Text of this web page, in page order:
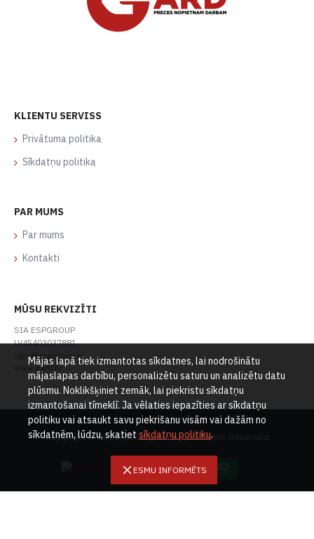
KLIENTU SERVISS
Privātuma politika
Sīkdatņu politika
PAR MUMS
Par mums
Kontakti
MŪSU REKVIZĪTI
SIA ESPGROUP
LV45403037881
ugis@espgroup.lv
www.gard.lv
Copyright © 2021, SIA Esp Group, All Rights Reserved
ESMU INFORMĒTS
Mājas lapā tiek izmantotas sīkdatnes, lai nodrošinātu
mājaslapas darbību, personalizētu saturu un analizētu datu
plūsmu. Noklikšķiniet zemāk, lai piekristu sīkdatņu
izmantošanai tīmeklī. Ja vēlaties iepazīties ar sīkdatņu
politiku vai atsaukt savu piekrišanu visām vai dažām no
sīkdatnēm, lūdzu, skatiet sīkdatņu politiku.